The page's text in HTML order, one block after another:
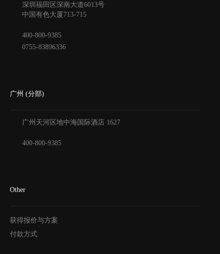
深圳福田区深南大道6013号
中国有色大厦713-715
400-800-9385
0755-83896336
广州 (分部)
广州天河区地中海国际酒店 1627
400-800-9385
Other
获得报价与方案
付款方式